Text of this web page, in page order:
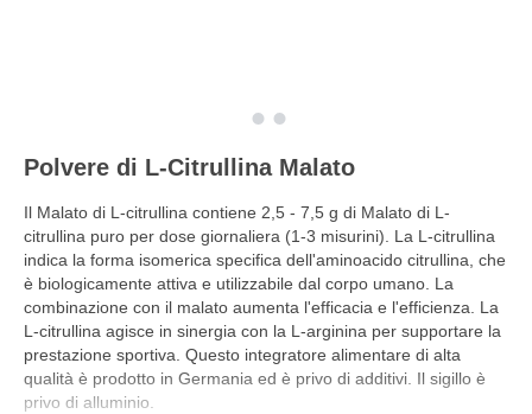
Polvere di L-Citrullina Malato
Il Malato di L-citrullina contiene 2,5 - 7,5 g di Malato di L-
citrullina puro per dose giornaliera (1-3 misurini). La L-citrullina
indica la forma isomerica specifica dell'aminoacido citrullina, che
è biologicamente attiva e utilizzabile dal corpo umano. La
combinazione con il malato aumenta l'efficacia e l'efficienza. La
L-citrullina agisce in sinergia con la L-arginina per supportare la
prestazione sportiva. Questo integratore alimentare di alta
qualità è prodotto in Germania ed è privo di additivi. Il sigillo è
privo di alluminio.